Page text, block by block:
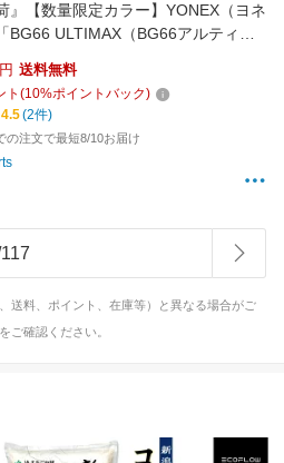
』【数量限定カラー】YONEX（ヨネ
BG66 ULTIMAX（BG66アルティマ
ロール BG66UM-2」 バドミン
ング（ガット）
円 送料無料
ト (10%ポイントバック)
4.5(2件)
の注文で最短8/10お届け
117
送料、ポイント、在庫等）と異なる場合がご
ご確認ください。